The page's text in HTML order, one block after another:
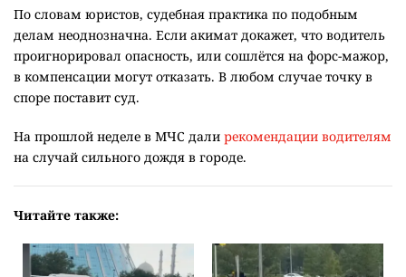
По словам юристов, судебная практика по подобным
делам неоднозначна. Если акимат докажет, что водитель
проигнорировал опасность, или сошлётся на форс-мажор,
в компенсации могут отказать. В любом случае точку в
споре поставит суд.
На прошлой неделе в МЧС дали рекомендации водителям
на случай сильного дождя в городе.
Читайте также: